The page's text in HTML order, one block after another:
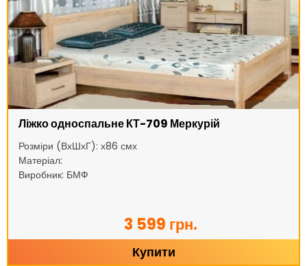
Ліжко односпальне КТ-709 Меркурій
Розміри (ВхШхГ): х86 смх
Матеріал:
Виробник: БМФ
3 599 грн.
Купити